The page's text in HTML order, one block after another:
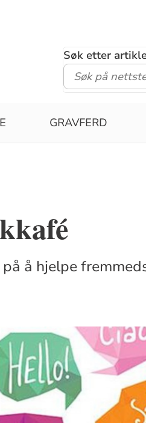
Søk etter
GRAVFERD
å hjelpe